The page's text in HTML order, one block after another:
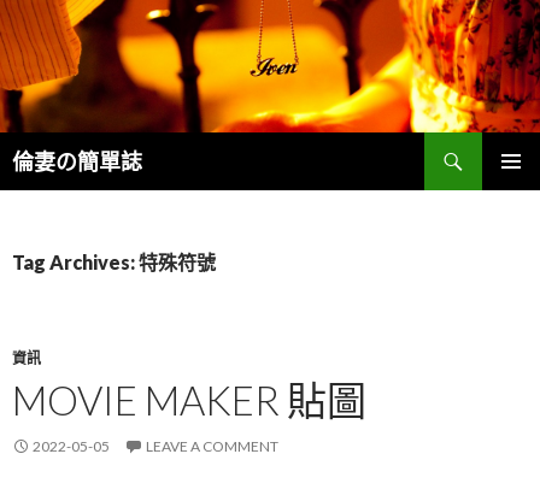
倫妻の簡單誌
Search
Tag Archives: 特殊符號
資訊
MOVIE MAKER 貼圖
2022-05-05 LEAVE A COMMENT